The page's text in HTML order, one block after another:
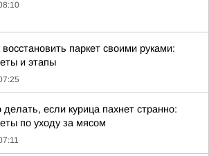
восстановить паркет своими руками:
и этапы
делать, если курица пахнет странно:
по уходу за мясом